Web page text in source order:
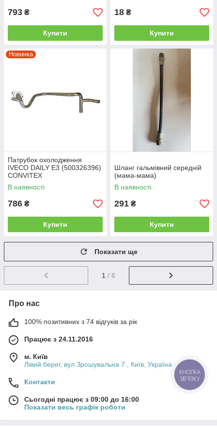
793 ₴
Купити
18 ₴
Купити
Новинка
Патрубок охолодження
IVECO DAILY Е3 (500326396)
CONVITEX
В наявності
786 ₴
Купити
Шланг гальмівний середній
(мама-мама)
В наявності
291 ₴
Купити
Показати ще
1 / 6
Про нас
100% позитивних з 74 відгуків за рік
Працює з 24.11.2016
м. Київ
Лівий берег, вул Зрошувальна 7., Київ, Україна
Контакти
Сьогодні працює з 09:00 до 16:00
Показати весь графік роботи
КНОПКА
ЗВ'ЯЗКУ